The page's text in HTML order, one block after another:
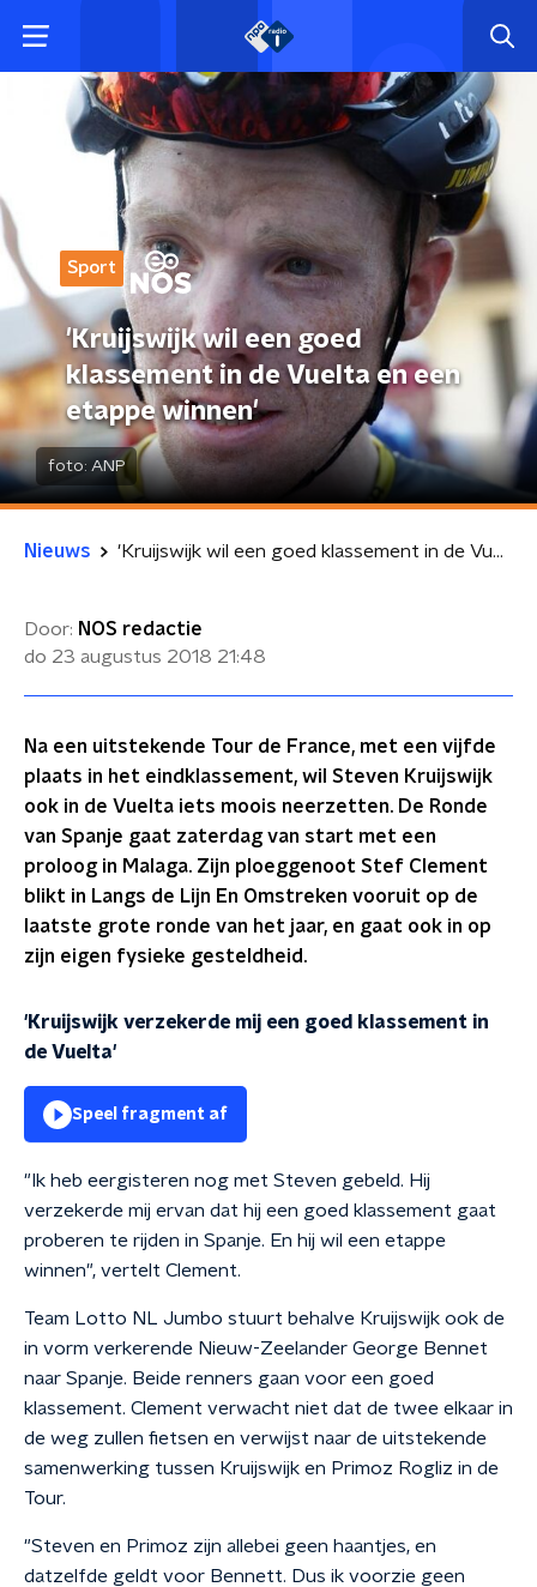
Sport
'Kruijswijk wil een goed
klassement in de Vuelta en een
etappe winnen'
foto: ANP
Nieuws 'Kruijswijk wil een goed klassement in de Vuelta en een etappe winnen'
Door: NOS redactie
do 23 augustus 2018 21:48
Na een uitstekende Tour de France, met een vijfde
plaats in het eindklassement, wil Steven Kruijswijk
ook in de Vuelta iets moois neerzetten. De Ronde
van Spanje gaat zaterdag van start met een
proloog in Malaga. Zijn ploeggenoot Stef Clement
blikt in Langs de Lijn En Omstreken vooruit op de
laatste grote ronde van het jaar, en gaat ook in op
zijn eigen fysieke gesteldheid.
'Kruijswijk verzekerde mij een goed klassement in
de Vuelta'
Speel fragment af
"Ik heb eergisteren nog met Steven gebeld. Hij
verzekerde mij ervan dat hij een goed klassement gaat
proberen te rijden in Spanje. En hij wil een etappe
winnen", vertelt Clement.
Team Lotto NL Jumbo stuurt behalve Kruijswijk ook de
in vorm verkerende Nieuw-Zeelander George Bennet
naar Spanje. Beide renners gaan voor een goed
klassement. Clement verwacht niet dat de twee elkaar in
de weg zullen fietsen en verwijst naar de uitstekende
samenwerking tussen Kruijswijk en Primoz Rogliz in de
Tour.
"Steven en Primoz zijn allebei geen haantjes, en
datzelfde geldt voor Bennett. Dus ik voorzie geen